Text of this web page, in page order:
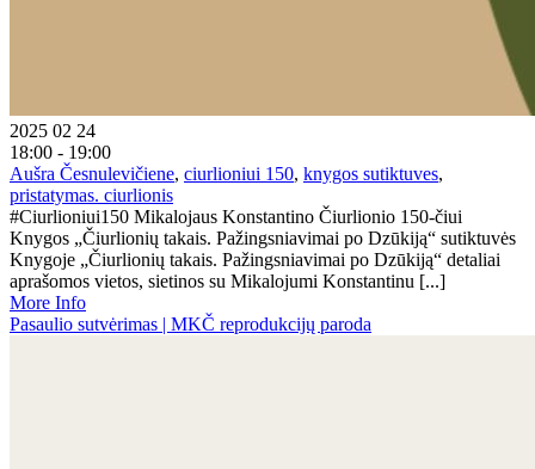
2025 02 24
18:00 - 19:00
Aušra Česnulevičiene, ciurlioniui 150, knygos sutiktuves,
pristatymas. ciurlionis
#Ciurlioniui150 Mikalojaus Konstantino Čiurlionio 150-čiui
Knygos „Čiurlionių takais. Pažingsniavimai po Dzūkiją“ sutiktuvės
Knygoje „Čiurlionių takais. Pažingsniavimai po Dzūkiją“ detaliai
aprašomos vietos, sietinos su Mikalojumi Konstantinu [...]
More Info
Pasaulio sutvėrimas | MKČ reprodukcijų paroda